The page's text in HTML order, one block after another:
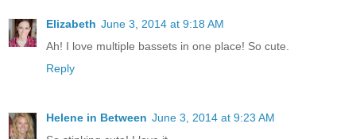
Elizabeth June 3, 2014 at 9:18 AM
Ah! I love multiple bassets in one place! So cute.
Reply
Helene in Between June 3, 2014 at 9:23 AM